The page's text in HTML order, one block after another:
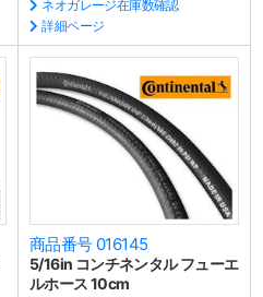
ネオガレージ在庫数確認
詳細ページ
商品番号 016145
5/16in コンチネンタル フューエ
ルホース 10cm